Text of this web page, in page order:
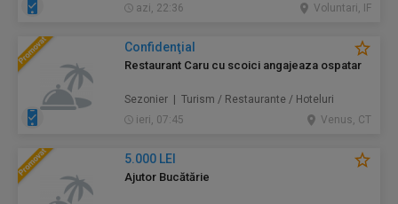
azi, 22:36
Voluntari, IF
Confidenţial
Restaurant Caru cu scoici angajeaza ospatar
Sezonier | Turism / Restaurante / Hoteluri
ieri, 07:45
Venus, CT
5.000 LEI
Ajutor Bucătărie